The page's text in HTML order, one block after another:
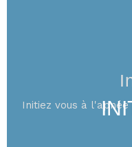
Initiez vous à l'apnée